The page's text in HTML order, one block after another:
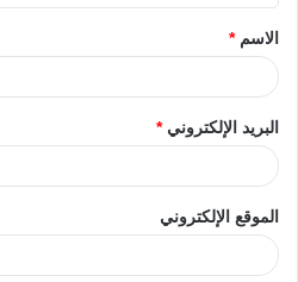
الاسم*
البريد الإلكتروني*
الموقع الإلكتروني